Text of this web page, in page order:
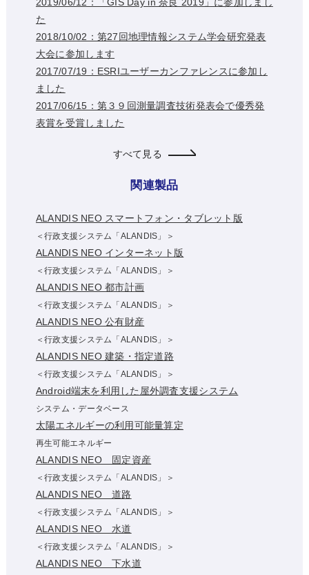
た
2018/10/02：第27回地理情報システム学会研究発表
大会に参加します
2017/07/19：ESRIユーザーカンファレンスに参加し
ました
2017/06/15：第３９回測量調査技術発表会で優秀発
表賞を受賞しました
すべて見る
関連製品
ALANDIS NEO スマートフォン・タブレット版
＜行政支援システム「ALANDIS」＞
ALANDIS NEO インターネット版
＜行政支援システム「ALANDIS」＞
ALANDIS NEO 都市計画
＜行政支援システム「ALANDIS」＞
ALANDIS NEO 公有財産
＜行政支援システム「ALANDIS」＞
ALANDIS NEO 建築・指定道路
＜行政支援システム「ALANDIS」＞
Android端末を利用した屋外調査支援システム
システム・データベース
太陽エネルギーの利用可能量算定
再生可能エネルギー
ALANDIS NEO 固定資産
＜行政支援システム「ALANDIS」＞
ALANDIS NEO 道路
＜行政支援システム「ALANDIS」＞
ALANDIS NEO 水道
＜行政支援システム「ALANDIS」＞
ALANDIS NEO 下水道